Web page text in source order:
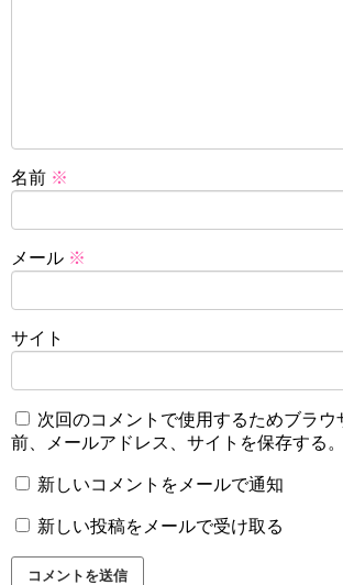
名前 ※
メール ※
サイト
次回のコメントで使用するためブラウ
前、メールアドレス、サイトを保存する。
新しいコメントをメールで通知
新しい投稿をメールで受け取る